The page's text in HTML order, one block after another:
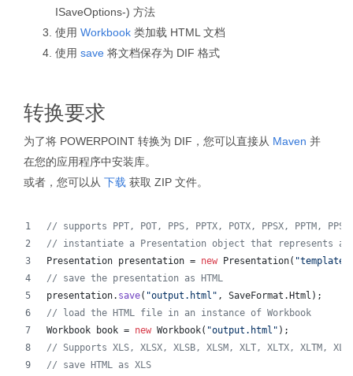
ISaveOptions-) 方法
使用 Workbook 类加载 HTML 文档
使用 save 将文档保存为 DIF 格式
转换要求
为了将 POWERPOINT 转换为 DIF，您可以直接从 Maven 并
在您的应用程序中安装库。
或者，您可以从 下载 获取 ZIP 文件。
// supports PPT, POT, PPS, PPTX, POTX, PPSX, PPTM,
// instantiate a Presentation object that represents a
Presentation presentation = new Presentation(
// save the presentation as HTML
presentation. save( "output.html" , SaveFormat . Html );
// load the HTML file in an instance of Workbook
Workbook
book = new Workbook( "output.html" );
// Supports XLS, XLSX, XLSB, XLSM, XLT, XLTX, XLTM,
// save HTML as XLS